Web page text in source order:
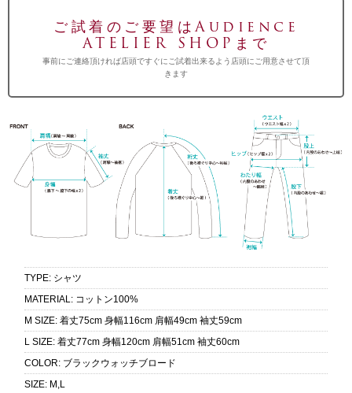
ご試着のご要望はAudience
ATELIER SHOPまで
事前にご連絡頂ければ店頭ですぐにご試着出来るよう店頭にご用意させて頂
きます
TYPE: シャツ
MATERIAL: コットン100%
M SIZE: 着丈75cm 身幅116cm 肩幅49cm 袖丈59cm
L SIZE: 着丈77cm 身幅120cm 肩幅51cm 袖丈60cm
COLOR: ブラックウォッチブロード
SIZE: M,L